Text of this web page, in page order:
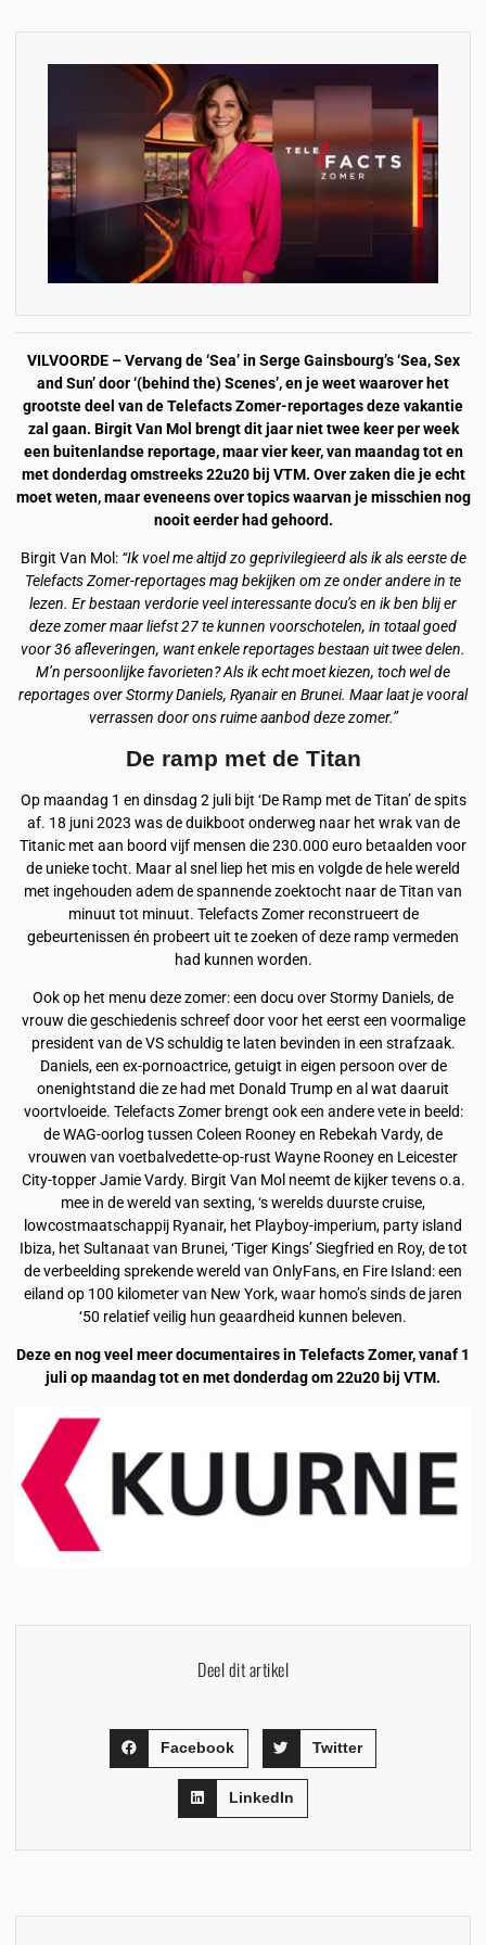
VILVOORDE – Vervang de ‘Sea’ in Serge Gainsbourg’s ‘Sea, Sex
and Sun’ door ‘(behind the) Scenes’, en je weet waarover het
grootste deel van de Telefacts Zomer-reportages deze vakantie
zal gaan. Birgit Van Mol brengt dit jaar niet twee keer per week
een buitenlandse reportage, maar vier keer, van maandag tot en
met donderdag omstreeks 22u20 bij VTM. Over zaken die je echt
moet weten, maar eveneens over topics waarvan je misschien nog
nooit eerder had gehoord.
Birgit Van Mol: “Ik voel me altijd zo geprivilegieerd als ik als eerste de
Telefacts Zomer-reportages mag bekijken om ze onder andere in te
lezen. Er bestaan verdorie veel interessante docu’s en ik ben blij er
deze zomer maar liefst 27 te kunnen voorschotelen, in totaal goed
voor 36 afleveringen, want enkele reportages bestaan uit twee delen.
M’n persoonlijke favorieten? Als ik echt moet kiezen, toch wel de
reportages over Stormy Daniels, Ryanair en Brunei. Maar laat je vooral
verrassen door ons ruime aanbod deze zomer.”
De ramp met de Titan
Op maandag 1 en dinsdag 2 juli bijt ‘De Ramp met de Titan’ de spits
af. 18 juni 2023 was de duikboot onderweg naar het wrak van de
Titanic met aan boord vijf mensen die 230.000 euro betaalden voor
de unieke tocht. Maar al snel liep het mis en volgde de hele wereld
met ingehouden adem de spannende zoektocht naar de Titan van
minuut tot minuut. Telefacts Zomer reconstrueert de
gebeurtenissen én probeert uit te zoeken of deze ramp vermeden
had kunnen worden.
Ook op het menu deze zomer: een docu over Stormy Daniels, de
vrouw die geschiedenis schreef door voor het eerst een voormalige
president van de VS schuldig te laten bevinden in een strafzaak.
Daniels, een ex-pornoactrice, getuigt in eigen persoon over de
onenightstand die ze had met Donald Trump en al wat daaruit
voortvloeide. Telefacts Zomer brengt ook een andere vete in beeld:
de WAG-oorlog tussen Coleen Rooney en Rebekah Vardy, de
vrouwen van voetbalvedette-op-rust Wayne Rooney en Leicester
City-topper Jamie Vardy. Birgit Van Mol neemt de kijker tevens o.a.
mee in de wereld van sexting, ‘s werelds duurste cruise,
lowcostmaatschappij Ryanair, het Playboy-imperium, party island
Ibiza, het Sultanaat van Brunei, ‘Tiger Kings’ Siegfried en Roy, de tot
de verbeelding sprekende wereld van OnlyFans, en Fire Island: een
eiland op 100 kilometer van New York, waar homo’s sinds de jaren
‘50 relatief veilig hun geaardheid kunnen beleven.
Deze en nog veel meer documentaires in Telefacts Zomer, vanaf 1
juli op maandag tot en met donderdag om 22u20 bij VTM.
Deel dit artikel
Facebook Twitter
LinkedIn